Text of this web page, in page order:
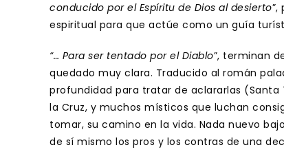
conducido por el Espíritu de Dios al desierto
espiritual para que actúe como un guía
“… Para ser tentado por el Diablo”, terminan
quedado muy clara. Traducido al román
profundidad para tratar de aclararlas (Santa
la Cruz, y muchos místicos que luchan
tomar, su camino en la vida. Nada nuevo
de sí mismo los pros y los contras de una